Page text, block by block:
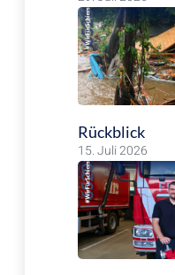
Rückblick
15. Juli 2026